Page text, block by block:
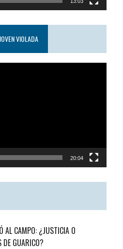
13:03
VIOLADA
20:04
AL CAMPO: ¿JUSTICIA O
DE GUARICO?